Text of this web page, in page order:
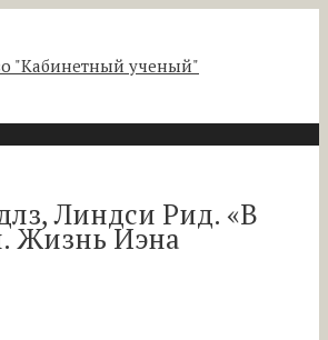
Линдси Рид. «В
Жизнь Иэна